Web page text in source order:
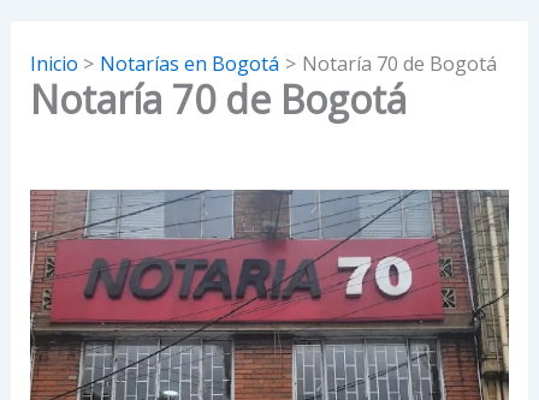
Inicio Notarías en Bogotá Notaría 70 de Bogotá
Notaría 70 de Bogotá